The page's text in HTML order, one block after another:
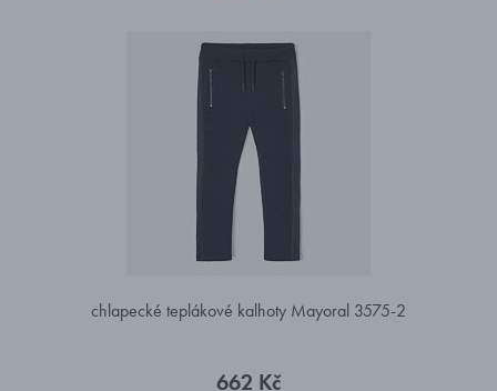
chlapecké teplákové kalhoty Mayoral 3575-2
662 Kč